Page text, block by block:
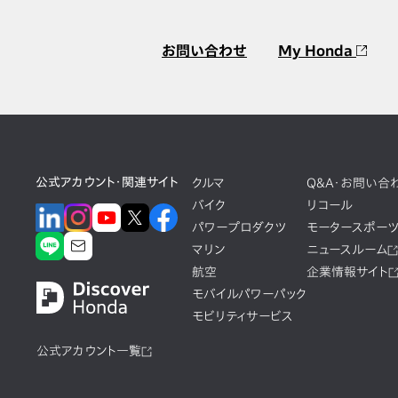
お問い合わせ My Honda
公式アカウント・関連サイト
公式アカウント一覧
クルマ
バイク
パワープロダクツ
マリン
航空
モバイルパワーパック
モビリティサービス
Q&A・お問い合
リコール
モータースポーツ
ニュースルーム
企業情報サイト